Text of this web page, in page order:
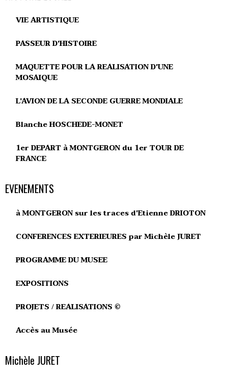
VIE ARTISTIQUE
PASSEUR D'HISTOIRE
MAQUETTE POUR LA REALISATION D'UNE
MOSAIQUE
L'AVION DE LA SECONDE GUERRE MONDIALE
Blanche HOSCHEDE-MONET
1er DEPART à MONTGERON du 1er TOUR DE
FRANCE
EVENEMENTS
à MONTGERON sur les traces d'Etienne DRIOTON
CONFERENCES EXTERIEURES par Michèle JURET
PROGRAMME DU MUSEE
EXPOSITIONS
PROJETS / REALISATIONS ©
Accès au Musée
Michèle JURET